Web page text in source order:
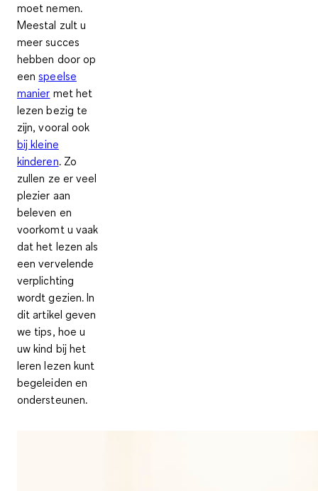
moet nemen.
Meestal zult u
meer succes
hebben door op
eenspeelse
manier met het
lezen bezig te
zijn, vooral ook
bij kleine
kinderen. Zo
zullen ze er veel
plezier aan
beleven en
voorkomt u vaak
dat het lezen als
een vervelende
verplichting
wordt gezien. In
dit artikel geven
we tips, hoe u
uw kind bij het
leren lezen kunt
begeleiden en
ondersteunen.